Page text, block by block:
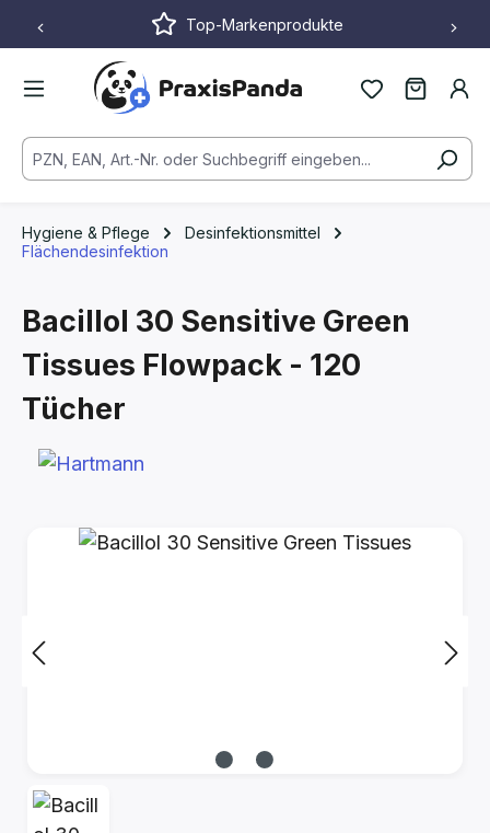
Zum Hauptinhalt springenTop-Markenprodukte
Hygiene & Pflege
Desinfektionsmittel
Flächendesinfektion
Bacillol 30 Sensitive Green
Tissues Flowpack - 120
Tücher
Bildergalerie überspringen